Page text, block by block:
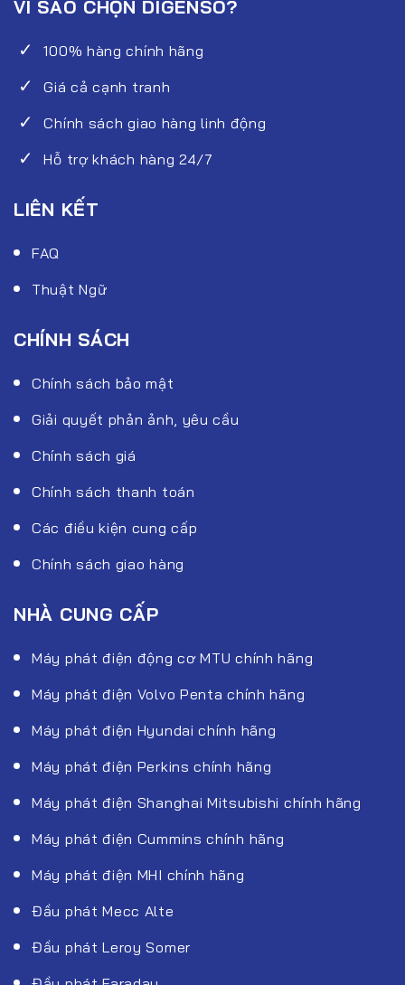
VÌ SAO CHỌN DIGENSO?
100% hàng chính hãng
Giá cả cạnh tranh
Chính sách giao hàng linh động
Hỗ trợ khách hàng 24/7
LIÊN KẾT
FAQ
Thuật Ngữ
CHÍNH SÁCH
Chính sách bảo mật
Giải quyết phản ảnh, yêu cầu
Chính sách giá
Chính sách thanh toán
Các điều kiện cung cấp
Chính sách giao hàng
NHÀ CUNG CẤP
Máy phát điện động cơ MTU chính hãng
Máy phát điện Volvo Penta chính hãng
Máy phát điện Hyundai chính hãng
Máy phát điện Perkins chính hãng
Máy phát điện Shanghai Mitsubishi chính hãng
Máy phát điện Cummins chính hãng
Máy phát điện MHI chính hãng
Đầu phát Mecc Alte
Đầu phát Leroy Somer